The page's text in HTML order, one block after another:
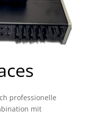
professionelle
mit